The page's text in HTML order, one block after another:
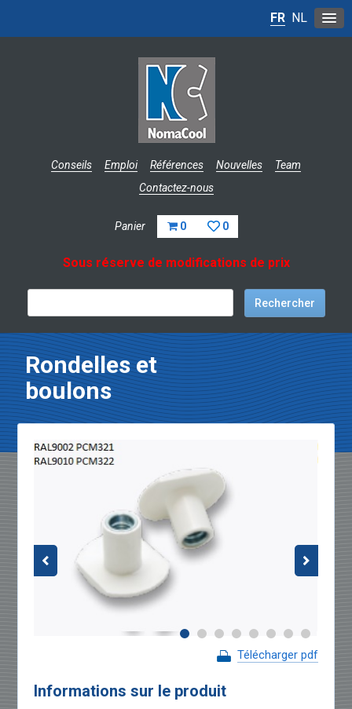
Conseils Emploi Références Nouvelles
Team
Contactez-nous
Panier 0 0
FR NL
Sous réserve de modifications de prix
Rondelles et
boulons
Télécharger pdf
Informations sur le produit